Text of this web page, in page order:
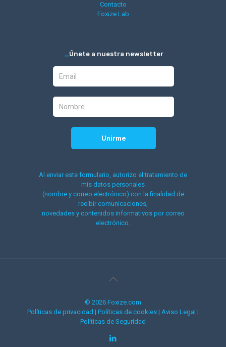
Contacto
Foxize Lab
_Únete a nuestra newsletter
Al enviar este formulario, autorizo el tratamiento de
mis datos personales
(nombre y correo electrónico) con la finalidad de
recibir comunicaciones,
novedades y contenidos informativos por correo
electrónico.
© 2026 Foxize.com
Políticas de privacidad | Políticas de cookies | Aviso Legal |
Políticas de Seguridad